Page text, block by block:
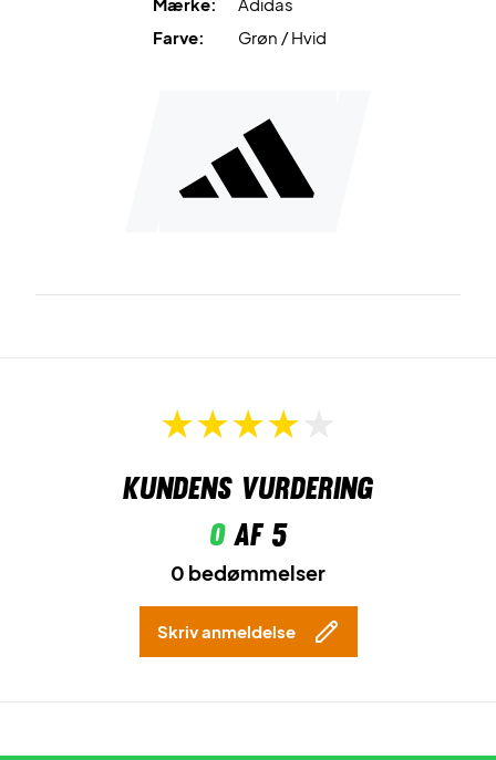
En perfekt kombination af sportslig performance og
Beskyt dig mod solen med stil – bestil din Adidas
Farve:
Grøn / Hvid
Kundens vurdering
0af 5
0 bedømmelser
Skriv anmeldelse